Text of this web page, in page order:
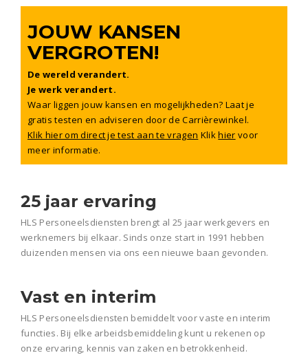
JOUW KANSEN
VERGROTEN!
De wereld verandert.
Je werk verandert.
Waar liggen jouw kansen en mogelijkheden? Laat je
gratis testen en adviseren door de Carrièrewinkel.
Klik hier om direct je test aan te vragen Klikhier voor
meer informatie.
25 jaar ervaring
HLS Personeelsdiensten brengt al 25 jaar werkgevers en
werknemers bij elkaar. Sinds onze start in 1991 hebben
duizenden mensen via ons een nieuwe baan gevonden.
Vast en interim
HLS Personeelsdiensten bemiddelt voor vaste en interim
functies. Bij elke arbeidsbemiddeling kunt u rekenen op
onze ervaring, kennis van zaken en betrokkenheid.